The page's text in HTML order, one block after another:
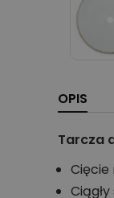
OPIS
Tarcza
Cięcie